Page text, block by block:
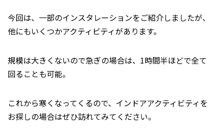
今回は、一部のインスタレーションをご紹介しましたが、
他にもいくつかアクティビティがあります。
規模は大きくないので急ぎの場合は、1時間半ほどで全て
回ることも可能。
これから寒くなってくるので、インドアアクティビティを
お探しの場合はぜひ訪れてみてください。